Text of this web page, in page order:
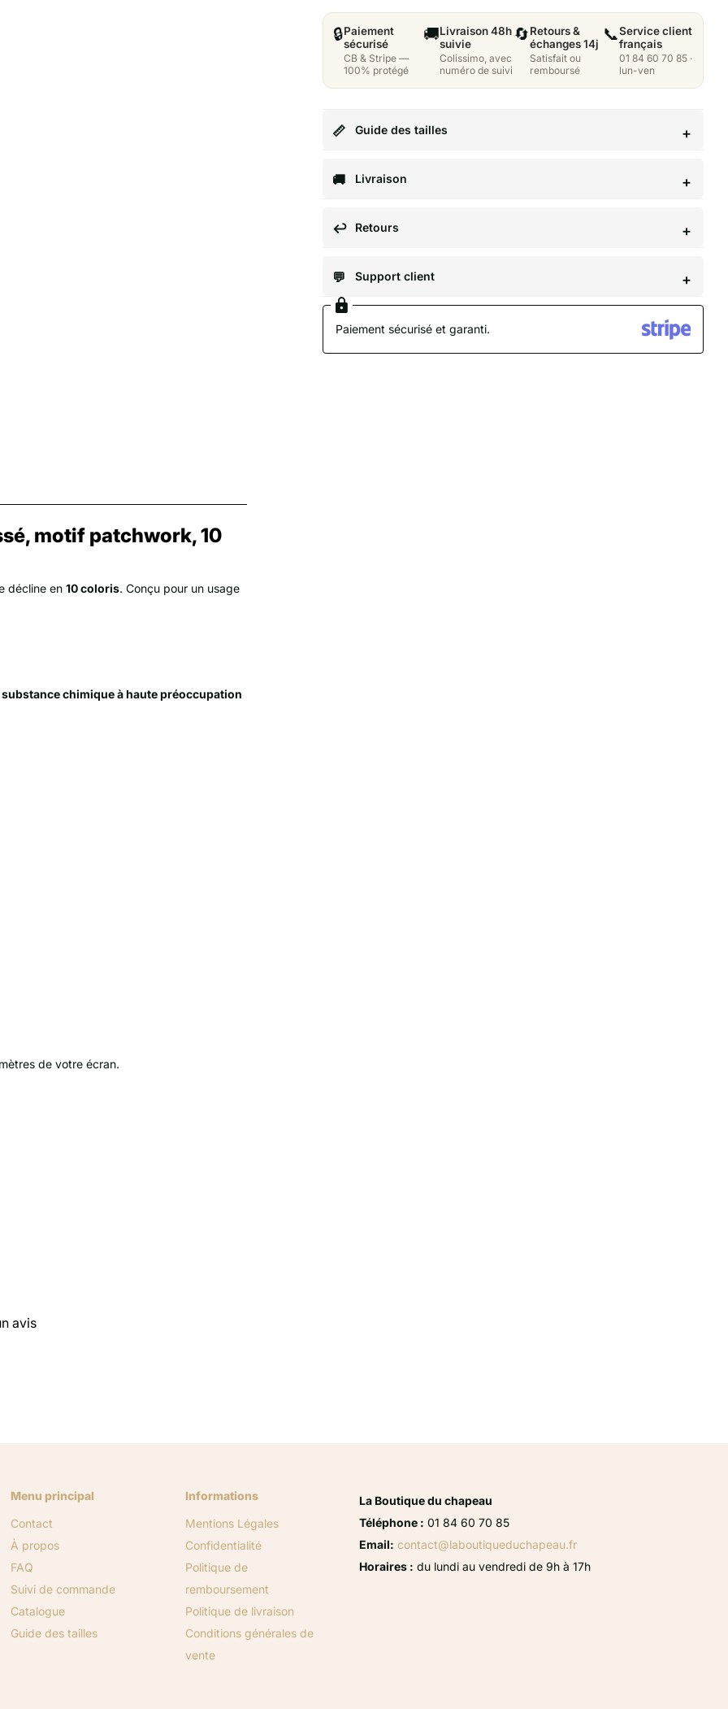
🔒Paiement
sécurisé
CB & Stripe —
100% protégé
🚚Livraison 48h
suivie
Colissimo, avec
numéro de suivi
🔄Retours &
échanges 14j
Satisfait ou
remboursé
📞Service client
français
01 84 60 70 85 ·
lun-ven
Guide des tailles
Livraison
Retours
Support client
Paiement sécurisé et garanti.
motif patchwork, 10
décline en 10 coloris. Conçu pour un usage
chimique à haute préoccupation
de votre écran.
avis
Menu principal
Contact
À propos
FAQ
Suivi de commande
Catalogue
Guide des tailles
Informations
Mentions Légales
Confidentialité
Politique de
remboursement
Politique de livraison
Conditions générales de
vente
La Boutique du chapeau
Téléphone : 01 84 60 70 85
Email: contact@laboutiqueduchapeau.fr
Horaires : du lundi au vendredi de 9h à 17h